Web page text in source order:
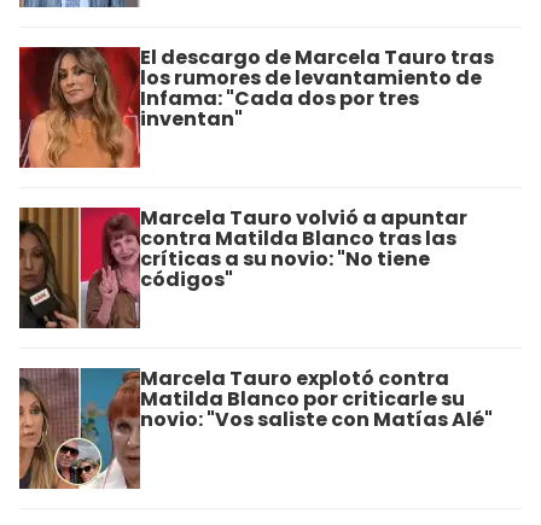
El descargo de Marcela Tauro tras
los rumores de levantamiento de
Infama: "Cada dos por tres
inventan"
Marcela Tauro volvió a apuntar
contra Matilda Blanco tras las
críticas a su novio: "No tiene
códigos"
Marcela Tauro explotó contra
Matilda Blanco por criticarle su
novio: "Vos saliste con Matías Alé"